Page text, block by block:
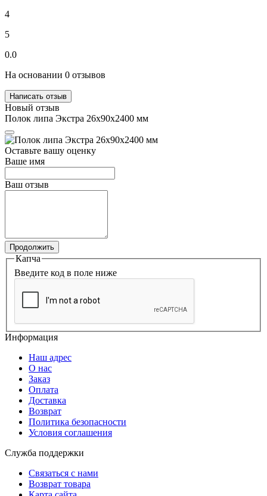
4
5
0.0
На основании 0 отзывов
Написать отзыв
Новый отзыв
Полок липа Экстра 26х90х2400 мм
Оставьте вашу оценку
Ваше имя
Ваш отзыв
Продолжить
Капча
Введите код в поле ниже
Информация
Наш адрес
О нас
Заказ
Оплата
Доставка
Возврат
Политика безопасности
Условия соглашения
Служба поддержки
Связаться с нами
Возврат товара